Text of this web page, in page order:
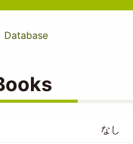
Database
なし